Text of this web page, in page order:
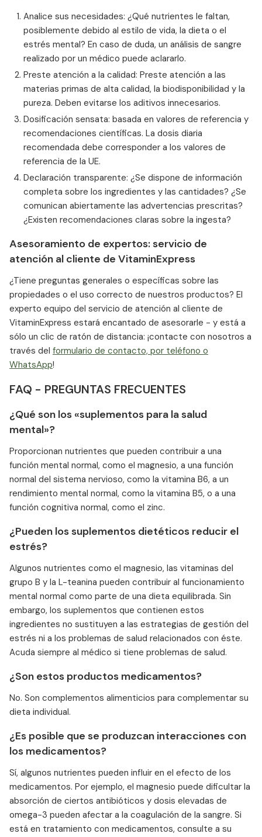
Analice sus necesidades: ¿Qué nutrientes le faltan,
posiblemente debido al estilo de vida, la dieta o el
estrés mental? En caso de duda, un análisis de sangre
realizado por un médico puede aclararlo.
Preste atención a la calidad: Preste atención a las
materias primas de alta calidad, la biodisponibilidad y la
pureza. Deben evitarse los aditivos innecesarios.
Dosificación sensata: basada en valores de referencia y
recomendaciones científicas. La dosis diaria
recomendada debe corresponder a los valores de
referencia de la UE.
Declaración transparente: ¿Se dispone de información
completa sobre los ingredientes y las cantidades? ¿Se
comunican abiertamente las advertencias prescritas?
¿Existen recomendaciones claras sobre la ingesta?
Asesoramiento de expertos: servicio de
atención al cliente de VitaminExpress
¿Tiene preguntas generales o específicas sobre las
propiedades o el uso correcto de nuestros productos? El
experto equipo del servicio de atención al cliente de
VitaminExpress estará encantado de asesorarle - y está a
sólo un clic de ratón de distancia: ¡contacte con nosotros a
través del formulario de contacto, por teléfono o
WhatsApp!
FAQ - PREGUNTAS FRECUENTES
¿Qué son los «suplementos para la salud
mental»?
Proporcionan nutrientes que pueden contribuir a una
función mental normal, como el magnesio, a una función
normal del sistema nervioso, como la vitamina B6, a un
rendimiento mental normal, como la vitamina B5, o a una
función cognitiva normal, como el zinc.
¿Pueden los suplementos dietéticos reducir el
estrés?
Algunos nutrientes como el magnesio, las vitaminas del
grupo B y la L-teanina pueden contribuir al funcionamiento
mental normal como parte de una dieta equilibrada. Sin
embargo, los suplementos que contienen estos
ingredientes no sustituyen a las estrategias de gestión del
estrés ni a los problemas de salud relacionados con éste.
Acuda siempre al médico si tiene problemas de salud.
¿Son estos productos medicamentos?
No. Son complementos alimenticios para complementar su
dieta individual.
¿Es posible que se produzcan interacciones con
los medicamentos?
Sí, algunos nutrientes pueden influir en el efecto de los
medicamentos. Por ejemplo, el magnesio puede dificultar la
absorción de ciertos antibióticos y dosis elevadas de
omega-3 pueden afectar a la coagulación de la sangre. Si
está en tratamiento con medicamentos, consulte a su